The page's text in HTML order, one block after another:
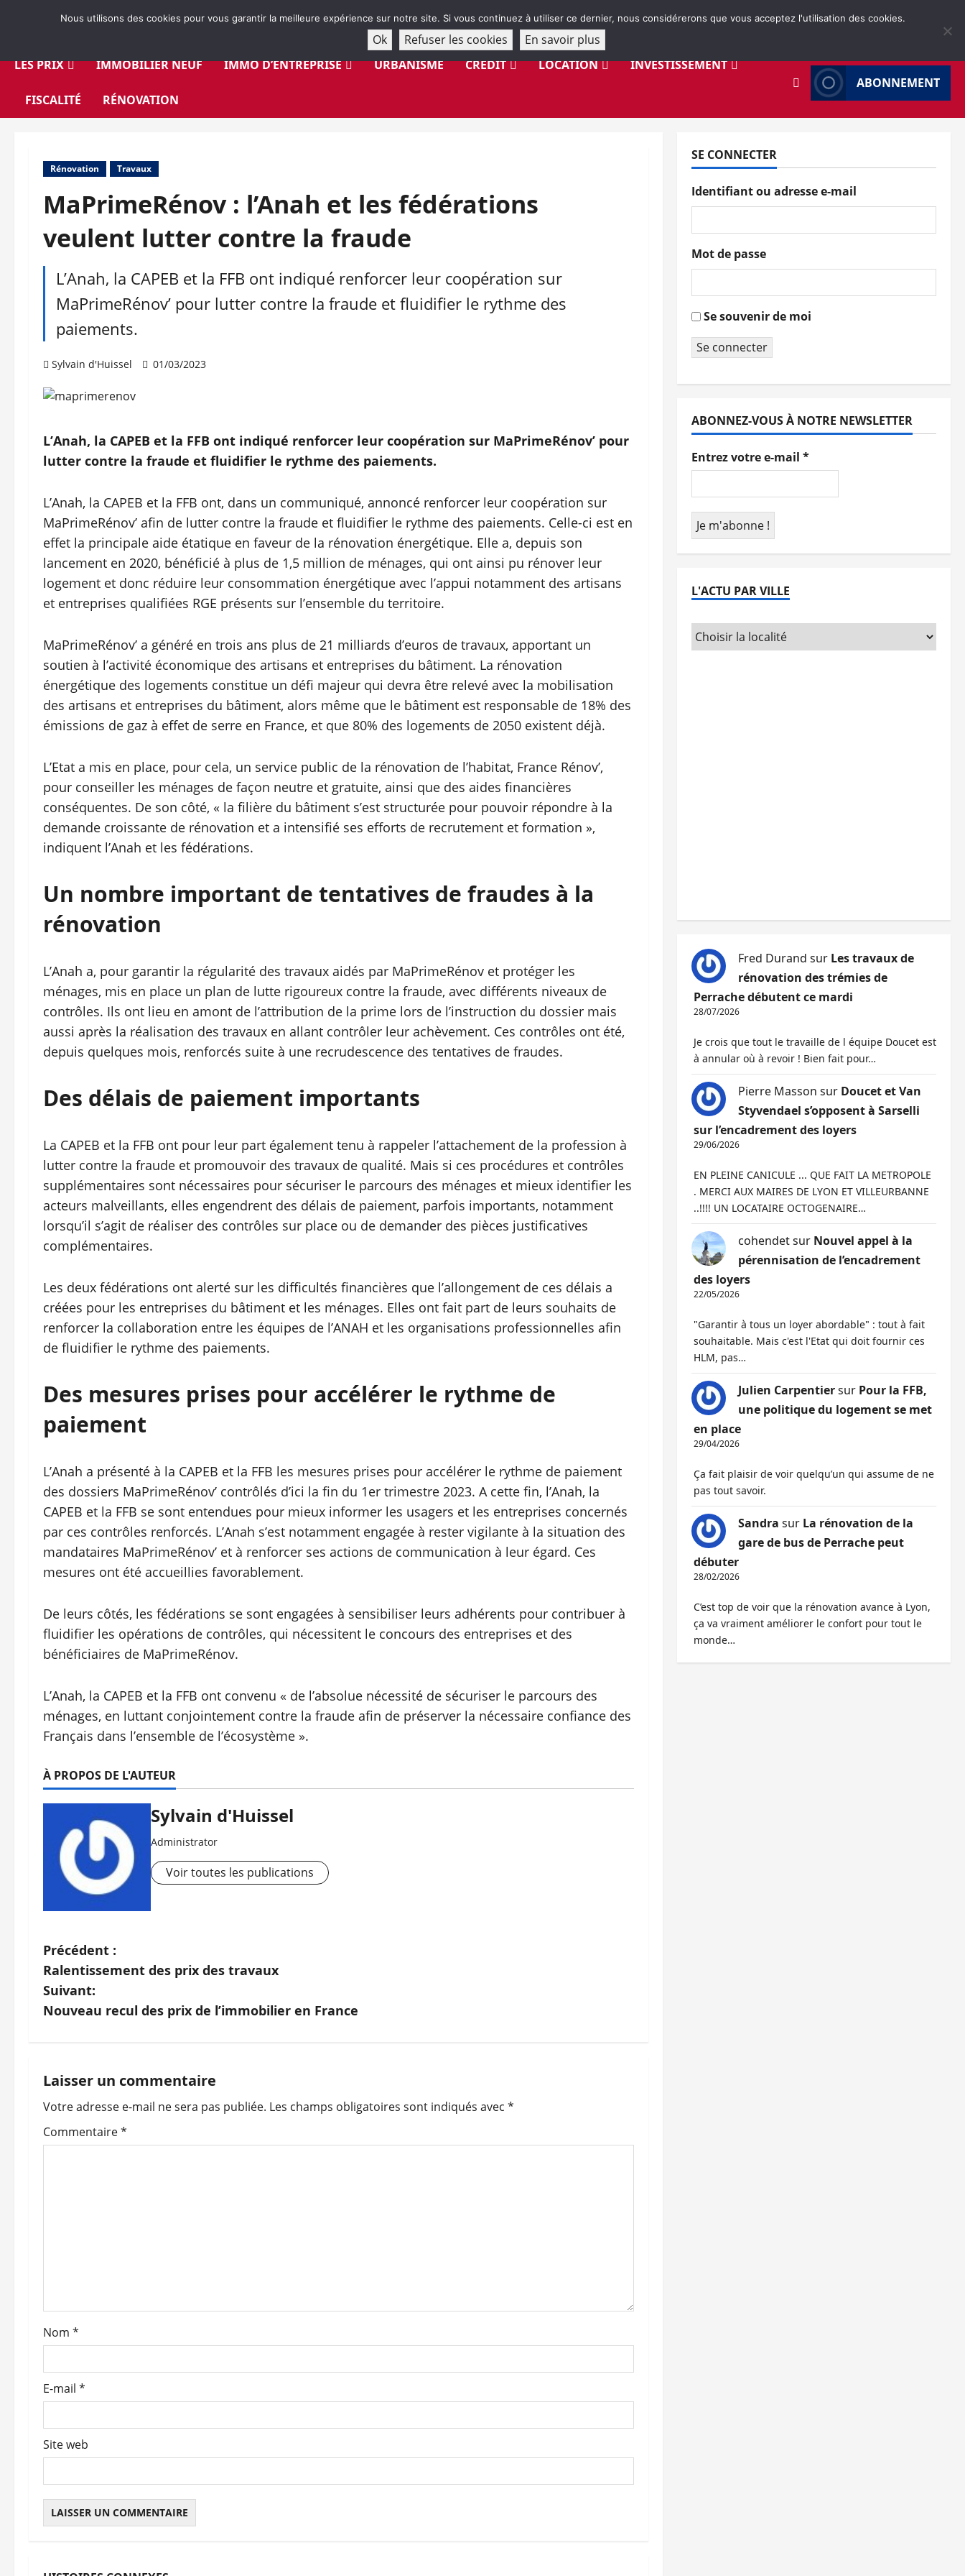
LES PRIX
IMMOBILIER NEUF IMMO D’ENTREPRISE URBANISME CRÉDIT LOCATION INVESTISSEMENT
FISCALITÉ RÉNOVATION
ABONNEMENT
Rénovation Travaux
MaPrimeRénov : l’Anah et les fédérations
veulent lutter contre la fraude
L’Anah, la CAPEB et la FFB ont indiqué renforcer leur coopération sur
MaPrimeRénov’ pour lutter contre la fraude et fluidifier le rythme des
paiements.
Sylvain d'Huissel 01/03/2023
L’Anah, la CAPEB et la FFB ont indiqué renforcer leur coopération sur MaPrimeRénov’ pour
lutter contre la fraude et fluidifier le rythme des paiements.
L’Anah, la CAPEB et la FFB ont, dans un communiqué, annoncé renforcer leur coopération sur
MaPrimeRénov’ afin de lutter contre la fraude et fluidifier le rythme des paiements. Celle-ci est en
effet la principale aide étatique en faveur de la rénovation énergétique. Elle a, depuis son
lancement en 2020, bénéficié à plus de 1,5 million de ménages, qui ont ainsi pu rénover leur
logement et donc réduire leur consommation énergétique avec l’appui notamment des artisans
et entreprises qualifiées RGE présents sur l’ensemble du territoire.
MaPrimeRénov’ a généré en trois ans plus de 21 milliards d’euros de travaux, apportant un
soutien à l’activité économique des artisans et entreprises du bâtiment. La rénovation
énergétique des logements constitue un défi majeur qui devra être relevé avec la mobilisation
des artisans et entreprises du bâtiment, alors même que le bâtiment est responsable de 18% des
émissions de gaz à effet de serre en France, et que 80% des logements de 2050 existent déjà.
L’Etat a mis en place, pour cela, un service public de la rénovation de l’habitat, France Rénov’,
pour conseiller les ménages de façon neutre et gratuite, ainsi que des aides financières
conséquentes. De son côté, « la filière du bâtiment s’est structurée pour pouvoir répondre à la
demande croissante de rénovation et a intensifié ses efforts de recrutement et formation »,
indiquent l’Anah et les fédérations.
Un nombre important de tentatives de fraudes à la
rénovation
L’Anah a, pour garantir la régularité des travaux aidés par MaPrimeRénov et protéger les
ménages, mis en place un plan de lutte rigoureux contre la fraude, avec différents niveaux de
contrôles. Ils ont lieu en amont de l’attribution de la prime lors de l’instruction du dossier mais
aussi après la réalisation des travaux en allant contrôler leur achèvement. Ces contrôles ont été,
depuis quelques mois, renforcés suite à une recrudescence des tentatives de fraudes.
Des délais de paiement importants
La CAPEB et la FFB ont pour leur part également tenu à rappeler l’attachement de la profession à
lutter contre la fraude et promouvoir des travaux de qualité. Mais si ces procédures et contrôles
supplémentaires sont nécessaires pour sécuriser le parcours des ménages et mieux identifier les
acteurs malveillants, elles engendrent des délais de paiement, parfois importants, notamment
lorsqu’il s’agit de réaliser des contrôles sur place ou de demander des pièces justificatives
complémentaires.
Les deux fédérations ont alerté sur les difficultés financières que l’allongement de ces délais a
créées pour les entreprises du bâtiment et les ménages. Elles ont fait part de leurs souhaits de
renforcer la collaboration entre les équipes de l’ANAH et les organisations professionnelles afin
de fluidifier le rythme des paiements.
Des mesures prises pour accélérer le rythme de
paiement
L’Anah a présenté à la CAPEB et la FFB les mesures prises pour accélérer le rythme de paiement
des dossiers MaPrimeRénov’ contrôlés d’ici la fin du 1er trimestre 2023. A cette fin, l’Anah, la
CAPEB et la FFB se sont entendues pour mieux informer les usagers et les entreprises concernés
par ces contrôles renforcés. L’Anah s’est notamment engagée à rester vigilante à la situation des
mandataires MaPrimeRénov’ et à renforcer ses actions de communication à leur égard. Ces
mesures ont été accueillies favorablement.
De leurs côtés, les fédérations se sont engagées à sensibiliser leurs adhérents pour contribuer à
fluidifier les opérations de contrôles, qui nécessitent le concours des entreprises et des
bénéficiaires de MaPrimeRénov.
L’Anah, la CAPEB et la FFB ont convenu « de l’absolue nécessité de sécuriser le parcours des
ménages, en luttant conjointement contre la fraude afin de préserver la nécessaire confiance des
Français dans l’ensemble de l’écosystème ».
À PROPOS DE L'AUTEUR
Sylvain d'Huissel
Administrator
Voir toutes les publications
N
a
v
g
a
t
a
r
t
i
c
l
e
Précédent :
Ralentissement des prix des travaux
Suivant:
Nouveau recul des prix de l’immobilier en France
Laisser un commentaire
Votre adresse e-mail ne sera pas publiée. Les champs obligatoires sont indiqués avec *
Commentaire*
Nom *
E-mail *
Site web
SE CONNECTER
Identifiant ou adresse e-mail
Mot de passe
Se souvenir de moi
Se connecter
ABONNEZ-VOUS À NOTRE NEWSLETTER
Entrez votre e-mail *
L'ACTU PAR VILLE
Fred Durand sur Les travaux de
rénovation des trémies de
Perrache débutent ce mardi
28/07/2026
Je crois que tout le travaille de l équipe Doucet est
à annular où à revoir ! Bien fait pour…
Pierre Masson sur Doucet et Van
Styvendael s’opposent à Sarselli
sur l’encadrement des loyers
29/06/2026
EN PLEINE CANICULE ... QUE FAIT LA METROPOLE
. MERCI AUX MAIRES DE LYON ET VILLEURBANNE
..!!!! UN LOCATAIRE OCTOGENAIRE…
cohendetsur Nouvel appel à la
pérennisation de l’encadrement
des loyers
22/05/2026
"Garantir à tous un loyer abordable" : tout à fait
souhaitable. Mais c'est l'Etat qui doit fournir ces
HLM, pas…
Julien Carpentiersur Pour la FFB,
une politique du logement se met
en place
29/04/2026
Ça fait plaisir de voir quelqu’un qui assume de ne
pas tout savoir.
Sandra sur La rénovation de la
gare de bus de Perrache peut
débuter
28/02/2026
C’est top de voir que la rénovation avance à Lyon,
ça va vraiment améliorer le confort pour tout le
monde…
Nous utilisons des cookies pour vous garantir la meilleure expérience sur notre site. Si vous continuez à utiliser ce dernier, nous considérerons que vous acceptez l'utilisation des cookies.
Ok Refuser les cookies En savoir plus